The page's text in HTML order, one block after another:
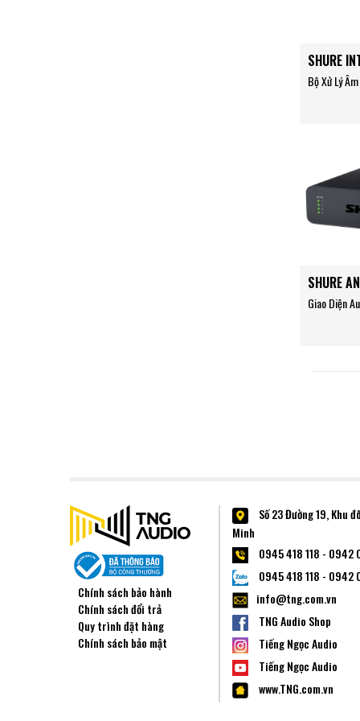
SHURE
Bộ Xử Lý
SHURE
Giao Diện
Chính sách bảo hành
Chính sách đổi trả
Quy trình đặt hàng
Chính sách bảo mật
Số 23 Đường 19, Khu
Minh
0945 418 118 - 0942
0945 418 118 - 0942
info@tng.com.vn
TNG Audio Shop
Tiếng Ngọc Audio
Tiếng Ngọc Audio
www.TNG.com.vn